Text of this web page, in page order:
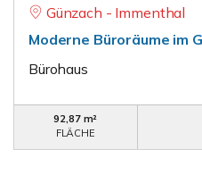
Günzach - Immenthal
Moderne Büroräume im
Bürohaus
92,87 m²
FLÄCHE